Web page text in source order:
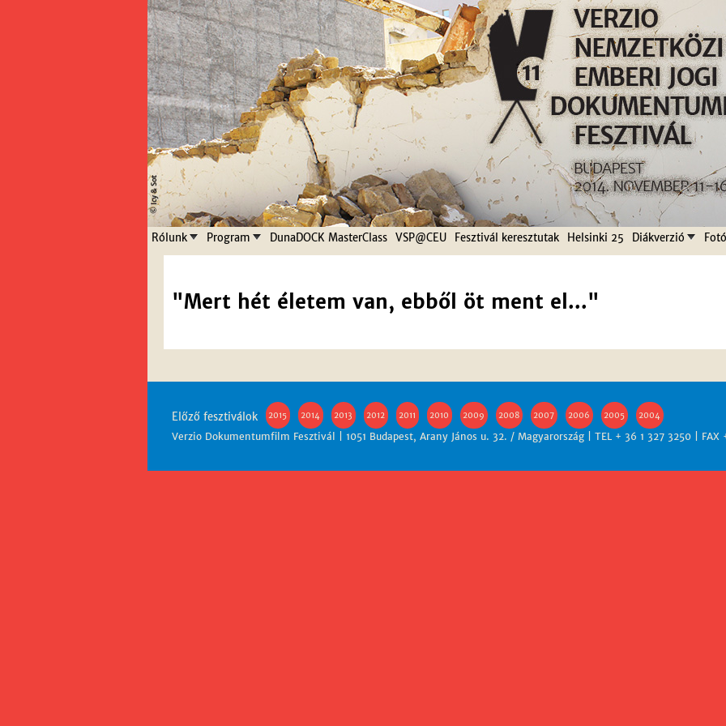
Jump to navigation
"Mert hét életem van, ebből öt ment el..."
Rólunk Program DunaDOCK MasterClass VSP@CEU Fesztivál keresztutak Helsinki 25 Diákverzió
Előző fesztiválok 2015 2014 2013 2012 2011 2010 2009 2008 2007 2006 2005 2004
Verzio Dokumentumfilm Fesztivál | 1051 Budapest, Arany János u. 32. / Magyarország | TEL + 36 1 327 3250 | FAX